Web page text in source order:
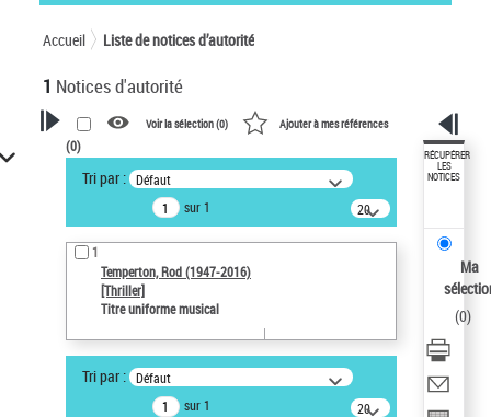
Accueil Liste de notices d’autorité
1 Notices d'autorité
VOTRE RECHERCHE
Recherche avancée dans les
notices d’autorité
Œuvres liées à l'auteur :
Temperton, Rod (1947-2016)
Auteur d’œuvre
Statut de la notice d’autorité
Notice élémentaire
Voir la sélection (0) Ajouter à mes références
(0)
Tri par : Défaut
sur 1
20
résultats/page
1
Temperton, Rod (1947-2016)
[Thriller]
Titre uniforme musical
Tri par : Défaut
sur 1
20
RÉCUPÉRER
LES
NOTICES
Ma
(0)